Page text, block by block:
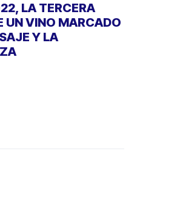
LA TERCERA
UN VINO MARCADO
Y LA